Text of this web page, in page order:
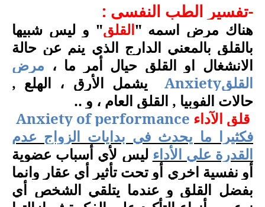
-تفسير الطب النفسي :
هناك مرض اسمه "القلق" و ليس شبيها
بالقلق بالمعني الدارج الذي ينم عن حالة
الانشغال او القلق حيال أمر ما ، مرض
القلقAnxiety
يشمل الأرق ، الهلع ,
حالات الفوبيا , القلق العام ، و ..
قلق الآداء Anxiety of performance
فكثيرا ما يحدث في بدايات الزواج عدم
القدرة علي الأداء ليس لأي أسباب عضوية
أو نفسية اخري أو تحت تأثير أي عقار وانما
بفضل القلق و عندما يتلقي الشخص أي